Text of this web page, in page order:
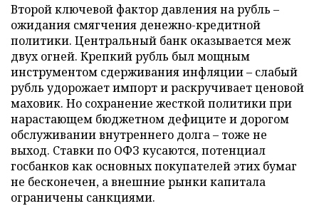
Второй ключевой фактор давления на рубль –
ожидания смягчения денежно-кредитной
политики. Центральный банк оказывается меж
двух огней. Крепкий рубль был мощным
инструментом сдерживания инфляции – слабый
рубль удорожает импорт и раскручивает ценовой
маховик. Но сохранение жесткой политики при
нарастающем бюджетном дефиците и дорогом
обслуживании внутреннего долга – тоже не
выход. Ставки по ОФЗ кусаются, потенциал
госбанков как основных покупателей этих бумаг
не бесконечен, а внешние рынки капитала
ограничены санкциями.